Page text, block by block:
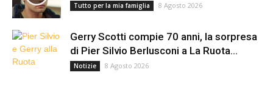
Tutto per la mia famiglia 8 Agosto 2026
Gerry Scotti compie 70 anni, la sorpresa
di Pier Silvio Berlusconi a La Ruota...
Notizie 8 Agosto 2026